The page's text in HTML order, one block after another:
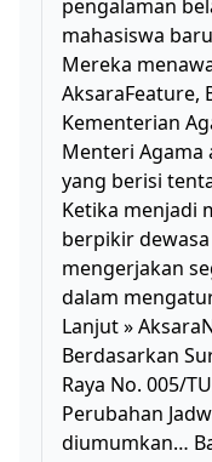
pengalaman
mahasiswa
Mereka
AksaraFeature,
Kementerian
Menteri Agama
yang berisi
Ketika menjadi
berpikir
mengerjakan
dalam
Lanjut »
Berdasarkan
Raya No. 005/
Perubahan
diumumkan…